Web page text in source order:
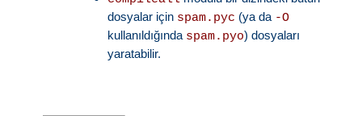
dosyalar için spam.pyc (ya da -O
kullanıldığında spam.pyo) dosyaları
yaratabilir.